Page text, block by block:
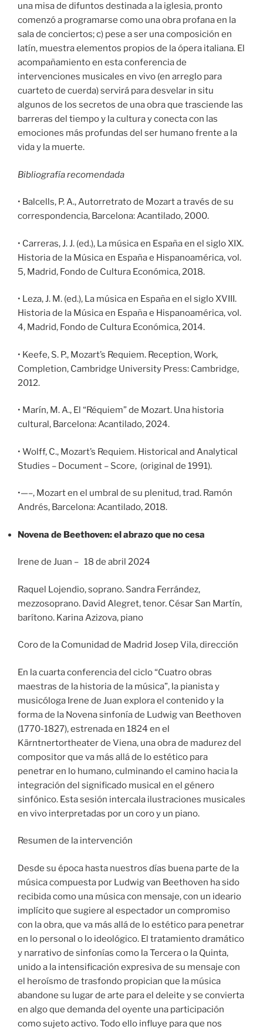
una misa de difuntos destinada a la iglesia, pronto
comenzó a programarse como una obra profana en la
sala de conciertos; c) pese a ser una composición en
latín, muestra elementos propios de la ópera italiana. El
acompañamiento en esta conferencia de
intervenciones musicales en vivo (en arreglo para
cuarteto de cuerda) servirá para desvelar in situ
algunos de los secretos de una obra que trasciende las
barreras del tiempo y la cultura y conecta con las
emociones más profundas del ser humano frente a la
vida y la muerte.
Bibliografía recomendada
• Balcells, P. A., Autorretrato de Mozart a través de su
correspondencia, Barcelona: Acantilado, 2000.
• Carreras, J. J. (ed.), La música en España en el siglo XIX.
Historia de la Música en España e Hispanoamérica, vol.
5, Madrid, Fondo de Cultura Económica, 2018.
• Leza, J. M. (ed.), La música en España en el siglo XVIII.
Historia de la Música en España e Hispanoamérica, vol.
4, Madrid, Fondo de Cultura Económica, 2014.
• Keefe, S. P., Mozart’s Requiem. Reception, Work,
Completion, Cambridge University Press: Cambridge,
2012.
• Marín, M. A., El “Réquiem” de Mozart. Una historia
cultural, Barcelona: Acantilado, 2024.
• Wolff, C., Mozart’s Requiem. Historical and Analytical
Studies – Document – Score, (original de 1991).
•—–, Mozart en el umbral de su plenitud, trad. Ramón
Andrés, Barcelona: Acantilado, 2018.
Novena de Beethoven: el abrazo que no cesa
Irene de Juan – 18 de abril 2024
Raquel Lojendio, soprano. Sandra Ferrández,
mezzosoprano. David Alegret, tenor. César San Martín,
barítono. Karina Azizova, piano
Coro de la Comunidad de Madrid Josep Vila, dirección
En la cuarta conferencia del ciclo “Cuatro obras
maestras de la historia de la música”, la pianista y
musicóloga Irene de Juan explora el contenido y la
forma de la Novena sinfonía de Ludwig van Beethoven
(1770-1827), estrenada en 1824 en el
Kärntnertortheater de Viena, una obra de madurez del
compositor que va más allá de lo estético para
penetrar en lo humano, culminando el camino hacia la
integración del significado musical en el género
sinfónico. Esta sesión intercala ilustraciones musicales
en vivo interpretadas por un coro y un piano.
Resumen de la intervención
Desde su época hasta nuestros días buena parte de la
música compuesta por Ludwig van Beethoven ha sido
recibida como una música con mensaje, con un ideario
implícito que sugiere al espectador un compromiso
con la obra, que va más allá de lo estético para penetrar
en lo personal o lo ideológico. El tratamiento dramático
y narrativo de sinfonías como la Tercera o la Quinta,
unido a la intensificación expresiva de su mensaje con
el heroísmo de trasfondo propician que la música
abandone su lugar de arte para el deleite y se convierta
en algo que demanda del oyente una participación
como sujeto activo. Todo ello influye para que nos